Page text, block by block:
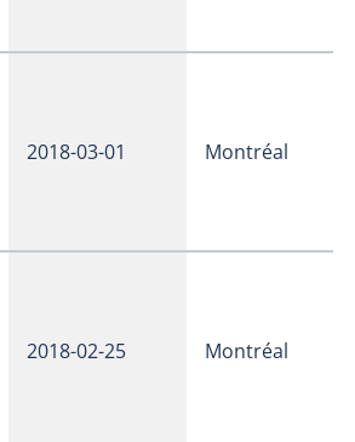
2018-03-01 Montréal
2018-02-25 Montréal